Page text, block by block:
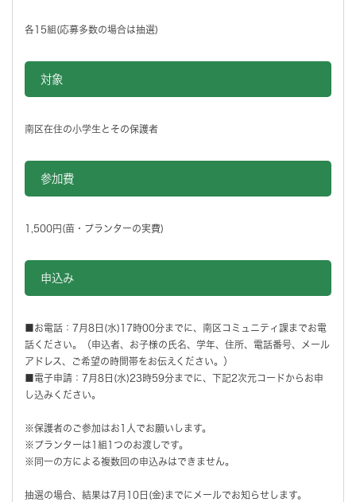
各15組(応募多数の場合は抽選)
対象
南区在住の小学生とその保護者
参加費
1,500円(苗・プランターの実費)
申込み
■お電話：7月8日(水)17時00分までに、南区コミュニティ課までお電
話ください。（申込者、お子様の氏名、学年、住所、電話番号、メール
アドレス、ご希望の時間帯をお伝えください。）
■電子申請：7月8日(水)23時59分までに、下記2次元コードからお申
し込みください。
※保護者のご参加はお1人でお願いします。
※プランターは1組1つのお渡しです。
※同一の方による複数回の申込みはできません。
抽選の場合、結果は7月10日(金)までにメールでお知らせします。